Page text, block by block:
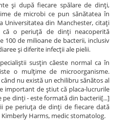
şi după fiecare spălare de dinţi,
de microbi ce pun sănătatea în
Universitatea din Manchester, citaţi
o periuţă de dinţi neacoperită
100 de milioane de bacterii, inclusiv
şi diferite infecţii ale pielii.
susţin căeste normal ca în
o mulţime de microorganisme.
nu există un echilibru sănătos al
important de ştiut că placa-lucrurile
pe dinţi - este formată din bacterii[...]
pe periuţa de dinţi de fiecare dată
Kimberly Harms, medic stomatolog.